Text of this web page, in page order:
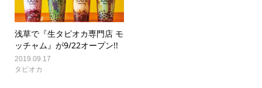
浅草で『生タピオカ専門店 モ
ッチャム』が9/22オープン!!
2019.09.17
タピオカ